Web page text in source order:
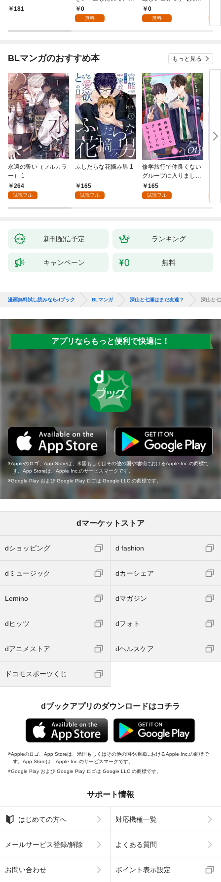
181
パイダーシルクで裁縫
を頑張ります！【分冊
0
無料
国編】【分冊版】 1
0
無料
BLマンガのおすすめ本 もっと見る
永遠の誓い（フルカラ
ー） 1
264
試読フル
ふしだらな花摘み男 1
165
試読フル
修学旅行で仲良くない
グループに入りました
【単話版】1巻
165
試読フル
が
ら
新刊配信予定 ランキング
キャンペーン 無料
漫画無料試し読みならdブック BLマンガ 深山と七瀬はまだ友達？ 深山と
アプリならもっと便利で快適に！
Appleのロゴ、App Storeは、米国もしくはその他の国や地域におけるApple Inc.の商標で
す。App Storeは、Apple Inc.のサービスマークです。
Google Play および Google Play ロゴは Google LLC の商標です。
dマーケットストア
dショッピング d fashion
dミュージック dカーシェア
Lemino dマガジン
dヒッツ dフォト
dアニメストア dヘルスケア
ドコモスポーツくじ
dブックアプリのダウンロードはコチラ
Appleのロゴ、App Storeは、米国もしくはその他の国や地域におけるApple Inc.の商標で
す。App Storeは、Apple Inc.のサービスマークです。
Google Play および Google Play ロゴは Google LLC の商標です。
サポート情報
はじめての方へ 対応機種一覧
メールサービス登録/解除 よくある質問
お問い合わせ ポイント表示設定